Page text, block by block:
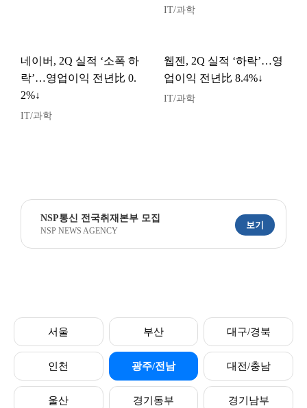
IT/과학
네이버, 2Q 실적 ‘소폭 하
락’…영업이익 전년比 0.
2%↓
IT/과학
웹젠, 2Q 실적 ‘하락’…영
업이익 전년比 8.4%↓
IT/과학
NSP통신 전국취재본부 모집
NSP NEWS AGENCY
보기
서울 부산 대구/경북
인천 광주/전남 대전/충남
울산 경기동부 경기남부